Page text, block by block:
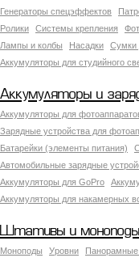
Генераторы спецэффектов
Ролики
Системы крепления
Лампы и колбы
Насадки
Сумки
Аккумуляторы для студийного
Аккумуляторы и
Аккумуляторы для
Зарядные устройства для
Батарейки (элементы питания)
Автомобильные зарядные
Аккумуляторы для GoPro
Аккумуляторы для накамерных
Штативы и моноподы
Моноподы Уровни Панорамные